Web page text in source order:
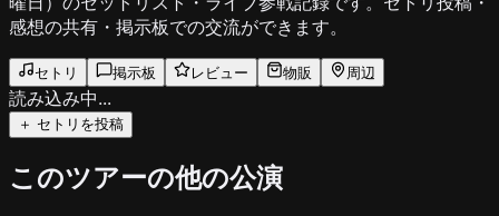
感想の共有・掲示板での交流ができます。
セトリ 掲示板 レビュー 物販 周辺
読み込み中...
＋ セトリを投稿
このツアーの他の公演